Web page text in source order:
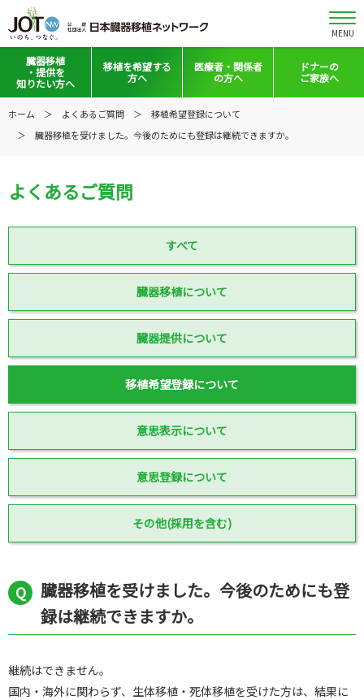
MENU
臓器移植
・提供を
知りたい方へ
移植と提供とは
全国の関連施設
全国のイベント・活動情報
移植を希望する
方へ
移植希望登録をお考えの方へ
医療者・ 関係者
の方へ
医療者向けお知らせ
全国の関連施設
コーディネーター向けログイン
ドナーの
ご家族へ
ホーム よくあるご質問
移植希望登録について
臓器移植を受けました。今後のためにも登録は継続できますか。
よくあるご質問
すべて
臓器移植について
臓器提供について
移植希望登録について
意思表示について
意思登録について
その他(採用を含む)
臓器移植を受けました。今後のためにも登
録は継続できますか。
継続はできません。
国内・海外に関わらず、生体移植・死体移植を受けた方は、結果に